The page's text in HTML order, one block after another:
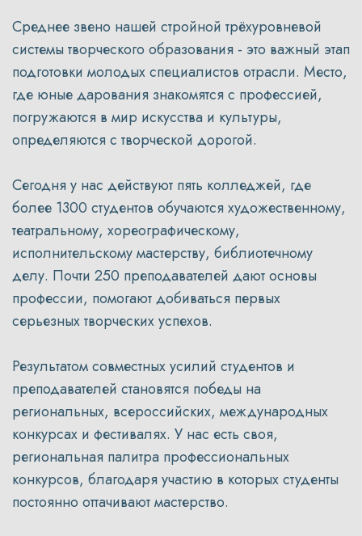
Среднее звено нашей стройной трёхуровневой
системы творческого образования - это важный этап
подготовки молодых специалистов отрасли. Место,
где юные дарования знакомятся с профессией,
погружаются в мир искусства и культуры,
определяются с творческой дорогой.
Сегодня у нас действуют пять колледжей, где
более 1300 студентов обучаются художественному,
театральному, хореографическому,
исполнительскому мастерству, библиотечному
делу. Почти 250 преподавателей дают основы
профессии, помогают добиваться первых
серьезных творческих успехов.
Результатом совместных усилий студентов и
преподавателей становятся победы на
региональных, всероссийских, международных
конкурсах и фестивалях. У нас есть своя,
региональная палитра профессиональных
конкурсов, благодаря участию в которых студенты
постоянно оттачивают мастерство.